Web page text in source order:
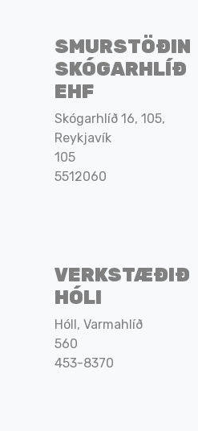
SMURSTÖÐIN
SKÓGARHLÍÐ
EHF
Skógarhlíð 16, 105,
Reykjavík
105
5512060
VERKSTÆÐIÐ
HÓLI
Hóll, Varmahlíð
560
453-8370